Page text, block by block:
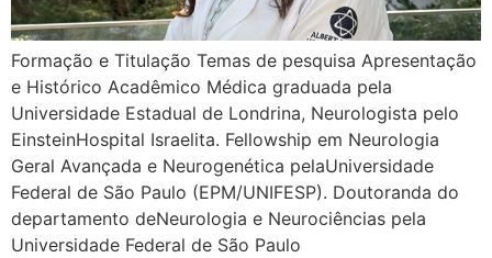
Formação e Titulação Temas de pesquisa Apresentação
e Histórico Acadêmico Médica graduada pela
Universidade Estadual de Londrina, Neurologista pelo
EinsteinHospital Israelita. Fellowship em Neurologia
Geral Avançada e Neurogenética pelaUniversidade
Federal de São Paulo (EPM/UNIFESP). Doutoranda do
departamento deNeurologia e Neurociências pela
Universidade Federal de São Paulo